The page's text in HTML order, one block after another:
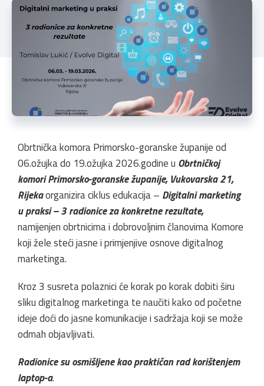
Obrtnička komora Primorsko-goranske županije od
06.ožujka do 19.ožujka 2026.godine u Obrtničkoj
komori Primorsko-goranske županije, Vukovarska 21,
Rijekaorganizira ciklus edukacija – Digitalni marketing
u praksi – 3 radionice za konkretne rezultate,
namijenjen obrtnicima i dobrovoljnim članovima Komore
koji žele steći jasne i primjenjive osnove digitalnog
marketinga.
Kroz 3 susreta polaznici će korak po korak dobiti širu
sliku digitalnog marketinga te naučiti kako od početne
ideje doći do jasne komunikacije i sadržaja koji se može
odmah objavljivati.
Radionice su osmišljene kao praktičan rad korištenjem
laptop-a.